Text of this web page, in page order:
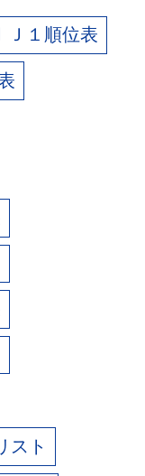
Ｊ１順位表
スト